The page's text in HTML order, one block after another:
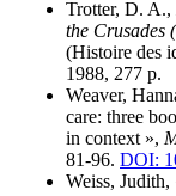
Trotter, D. A.,
the Crusades
(Histoire des
1988, 277 p.
Weaver,
care: three
in context »,
81-96. DOI:
Weiss,